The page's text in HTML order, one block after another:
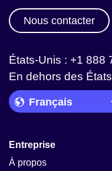
Nous contacter
États-Unis : +1 888
En dehors des
Language Picker
Entreprise
À propos